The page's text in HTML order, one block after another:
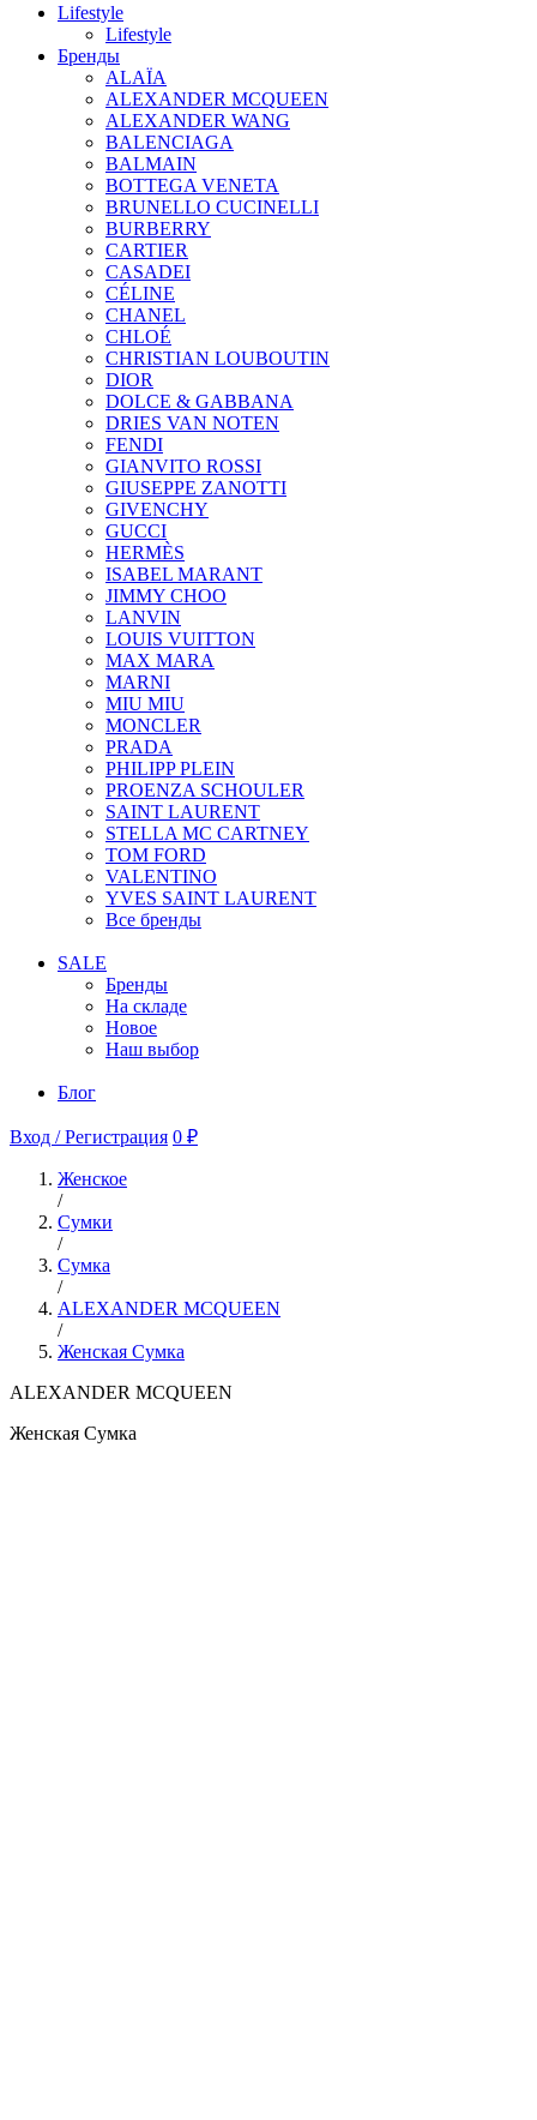
Lifestyle
Lifestyle
Бренды
ALAÏA
ALEXANDER MCQUEEN
ALEXANDER WANG
BALENCIAGA
BALMAIN
BOTTEGA VENETA
BRUNELLO CUCINELLI
BURBERRY
CARTIER
CASADEI
CÉLINE
CHANEL
CHLOÉ
CHRISTIAN LOUBOUTIN
DIOR
DOLCE & GABBANA
DRIES VAN NOTEN
FENDI
GIANVITO ROSSI
GIUSEPPE ZANOTTI
GIVENCHY
GUCCI
HERMÈS
ISABEL MARANT
JIMMY CHOO
LANVIN
LOUIS VUITTON
MAX MARA
MARNI
MIU MIU
MONCLER
PRADA
PHILIPP PLEIN
PROENZA SCHOULER
SAINT LAURENT
STELLA MC CARTNEY
TOM FORD
VALENTINO
YVES SAINT LAURENT
Все бренды
SALE
Бренды
На складе
Новое
Наш выбор
Блог
Вход / Регистрация 0 ₽
Женское
/
Сумки
/
Сумка
/
ALEXANDER MCQUEEN
/
Женская Сумка
ALEXANDER MCQUEEN
Женская Сумка